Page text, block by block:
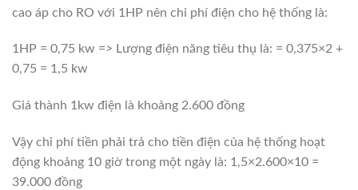
cao áp cho RO với 1HP nên chi phí điện cho hệ thống là:
1HP = 0,75 kw => Lượng điện năng tiêu thụ là: = 0,375×2 +
0,75 = 1,5 kw
Giá thành 1kw điện là khoảng 2.600 đồng
Vậy chi phí tiền phải trả cho tiền điện của hệ thống hoạt
động khoảng 10 giờ trong một ngày là: 1,5×2.600×10 =
39.000 đồng